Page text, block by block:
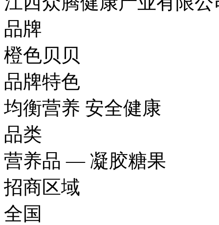
品牌
橙色贝贝
品牌特色
均衡营养 安全健康
品类
营养品 — 凝胶糖果
招商区域
全国